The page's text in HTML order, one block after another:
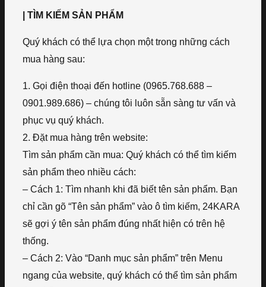
| TÌM KIẾM SẢN PHẨM
Quý khách có thể lựa chọn một trong những cách
mua hàng sau:
1. Gọi điện thoại đến hotline (0965.768.688 –
0901.989.686) – chúng tôi luôn sẵn sàng tư vấn và
phục vụ quý khách.
2. Đặt mua hàng trên website:
Tìm sản phẩm cần mua: Quý khách có thể tìm kiếm
sản phẩm theo nhiều cách:
– Cách 1: Tìm nhanh khi đã biết tên sản phẩm. Bạn
chỉ cần gõ “Tên sản phẩm” vào ô tìm kiếm, 24KARA
sẽ gợi ý tên sản phẩm đúng nhất hiện có trên hệ
thống.
– Cách 2: Vào “Danh mục sản phẩm” trên Menu
ngang của website, quý khách có thể tìm sản phẩm